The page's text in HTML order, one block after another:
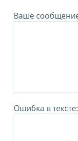
Ваше
Ошибка в тексте: